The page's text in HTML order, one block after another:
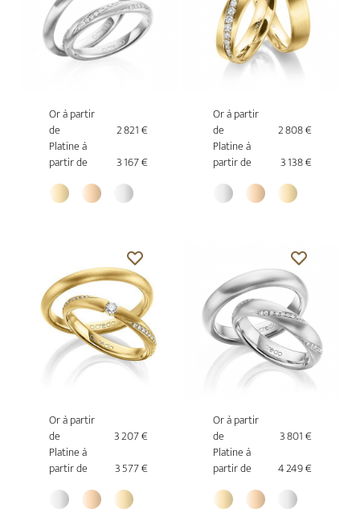
Or à partir
de
2 821 €
Platine à
partir de
3 167 €
Or à partir
de
2 808 €
Platine à
partir de
3 138 €
Or à partir
de
3 207 €
Platine à
partir de
3 577 €
Or à partir
de
3 801 €
Platine à
partir de
4 249 €